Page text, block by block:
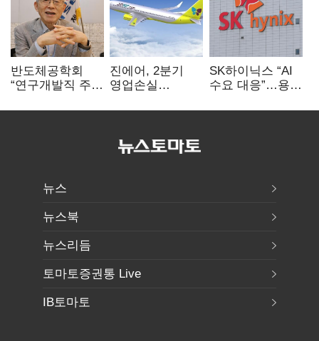
반도체공학회
“연구개발직 주
개선해야”
진에어, 2분기
영업손실
상승 여파
SK하이닉스 “AI
수요 대응”…용인
투자
뉴스
뉴스북
뉴스리듬
토마토증권통 Live
IB토마토